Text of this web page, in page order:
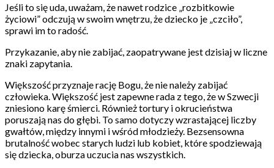
Jeśli to się uda, uważam, że nawet rodzice „rozbitkowie
życiowi” odczują w swoim wnętrzu, że dziecko je „czciło”,
sprawi im to radość.
Przykazanie, aby nie zabijać, zaopatrywane jest dzisiaj w liczne
znaki zapytania.
Większość przyznaje rację Bogu, że nie należy zabijać
człowieka. Większość jest zapewne rada z tego, że w Szwecji
zniesiono karę śmierci. Również tortury i okrucieństwa
poruszają nas do głębi. To samo dotyczy wzrastającej liczby
gwałtów, między innymi i wśród młodzieży. Bezsensowna
brutalność wobec starych ludzi lub kobiet, które spodziewają
się dziecka, oburza uczucia nas wszystkich.